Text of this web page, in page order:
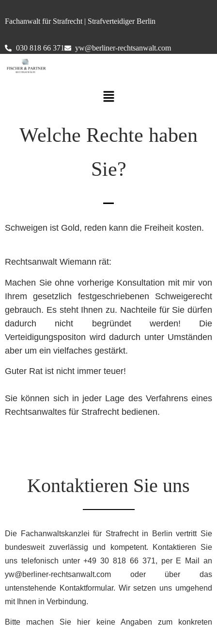
Fachanwalt für Strafrecht | Strafverteidiger Berlin
030 818 66 371 yw@berliner-rechtsanwalt.com
Welche Rechte haben
Sie?
Schweigen ist Gold, reden kann die Freiheit kosten.
Rechtsanwalt Wiemann rät:
Machen Sie ohne vorherige Konsultation mit mir von
Ihrem gesetzlich festgeschriebenen Schweigerecht
gebrauch. Es steht Ihnen zu. Nachteile für Sie dürfen
dadurch nicht begründet werden! Die
Verteidigungspositon wird dadurch unter Umständen
aber um ein vielfaches gestärkt.
Guter Rat ist nicht immer teuer!
Sie können sich in jeder Lage des Verfahrens eines
Rechtsanwaltes für Strafrecht bedienen.
Kontaktieren Sie uns
Die Fachanwaltskanzlei für Strafrecht in Berlin vertritt Sie
bundesweit zuverlässig und kompetent. Kontaktieren Sie
uns telefonisch unter +49 30 818 66 371, per E Mail an
yw@berliner-rechtsanwalt.com oder über das
untenstehende Kontaktformular. Wir setzen uns umgehend
mit Ihnen in Verbindung.
Bitte machen Sie hier keine Angaben zum konkreten